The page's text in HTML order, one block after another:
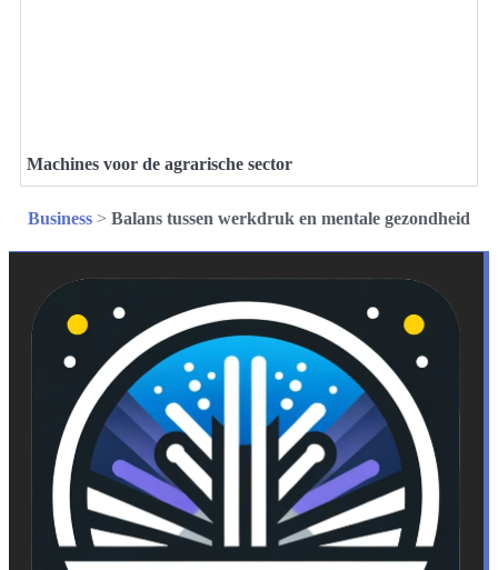
Machines voor de agrarische sector
Business > Balans tussen werkdruk en mentale gezondheid